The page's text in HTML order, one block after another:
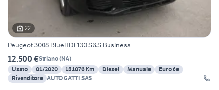
22
Peugeot 3008 BlueHDi 130 S&S Business
12.500 €Striano(NA)
Usato
01/2020 151076 Km Diesel Manuale
Euro 6e
Rivenditore AUTO GATTI SAS